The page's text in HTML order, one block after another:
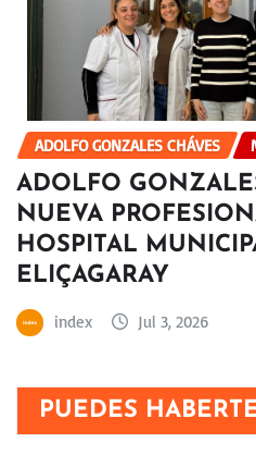
ADOLFO GONZALES CHÁVES
ADOLFO
NUEVA
HOSPITAL
ELIÇAGARAY
index Jul 3, 2026
PUEDES